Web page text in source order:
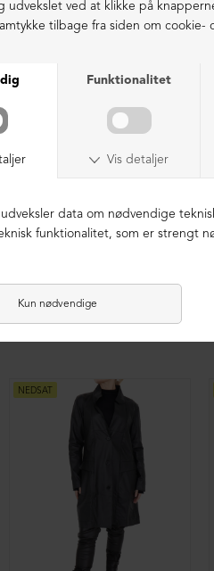
Cardigan i uld med knapper
NEDSAT